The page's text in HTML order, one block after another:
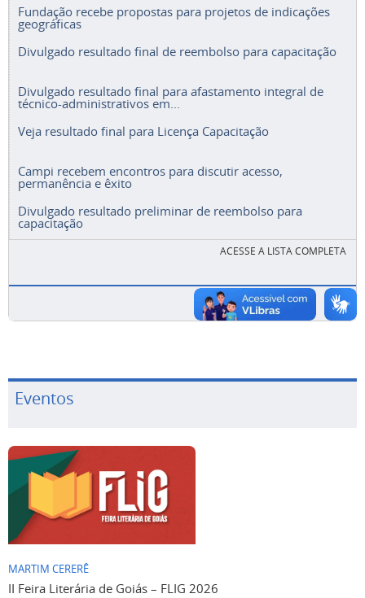
Fundação recebe propostas para projetos de indicações
geográficas
Divulgado resultado final de reembolso para capacitação
Divulgado resultado final para afastamento integral de
técnico-administrativos em...
Veja resultado final para Licença Capacitação
Campi recebem encontros para discutir acesso,
permanência e êxito
Divulgado resultado preliminar de reembolso para
capacitação
ACESSE A LISTA COMPLETA
Eventos
MARTIM CERERÊ
II Feira Literária de Goiás – FLIG 2026